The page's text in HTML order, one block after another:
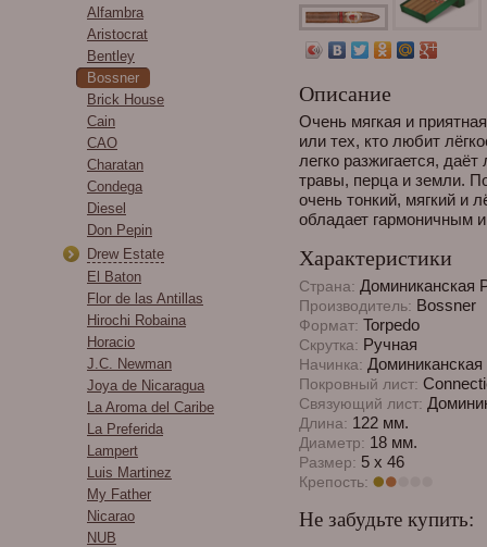
Alfambra
Aristocrat
Bentley
Bossner
Brick House
Cain
CAO
Charatan
Condega
Diesel
Don Pepin
Drew Estate
El Baton
Flor de las Antillas
Hirochi Robaina
Horacio
J.C. Newman
Joya de Nicaragua
La Aroma del Caribe
La Preferida
Lampert
Luis Martinez
My Father
Nicarao
NUB
Описание
Очень мягкая и
или тех, кто любит
легко разжигается,
травы, перца и земли.
очень тонкий, мягкий и
обладает гармоничным
Характеристики
Страна: Доминиканская
Производитель: Bossner
Формат: Torpedo
Скрутка: Ручная
Начинка:
Покровный лист:
Связующий лист:
Длина: 122 мм.
Диаметр: 18 мм.
Размер: 5 х 46
Крепость:
Не забудьте купить: